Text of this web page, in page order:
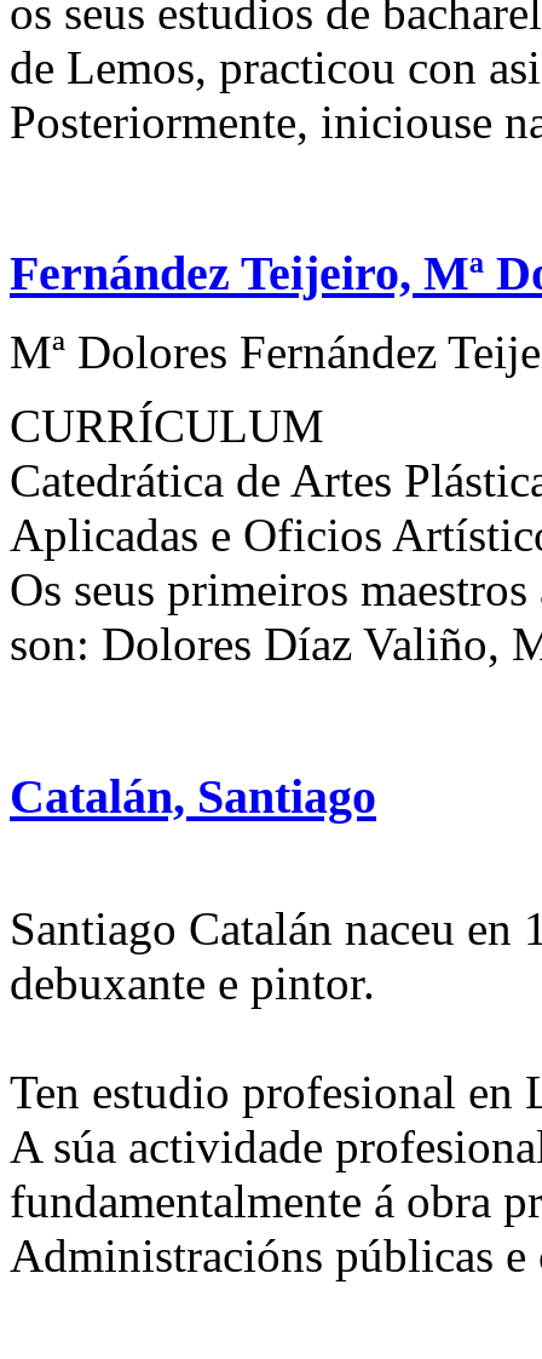
os seus estudios de
de Lemos, practicou con
Posteriormente, iniciouse
Fernández Teijeiro, Mª
Mª Dolores Fernández
CURRÍCULUM
Catedrática de Artes
Aplicadas e Oficios
Os seus primeiros
son: Dolores Díaz Valiño,
Catalán, Santiago
Santiago Catalán naceu
debuxante e pintor.
Ten estudio profesional en
A súa actividade
fundamentalmente á obra
Administracións públicas